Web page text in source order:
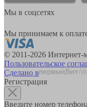
Мы в соцсетях
Мы принимаем к
© 2011-2026
Пользовательское
Сделано в
Регистрация
Введите номер